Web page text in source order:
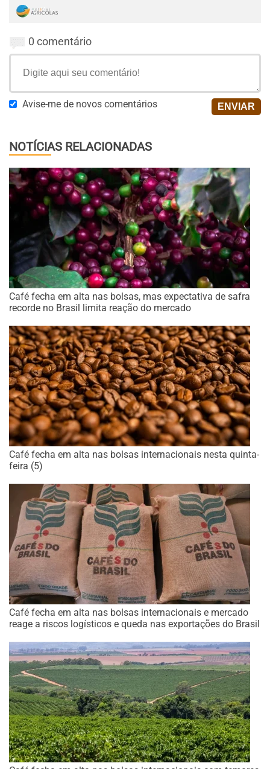
0 comentário
Avise-me de novos comentários
NOTÍCIAS RELACIONADAS
Café fecha em alta nas bolsas, mas expectativa de safra
recorde no Brasil limita reação do mercado
Café fecha em alta nas bolsas internacionais nesta quinta-
feira (5)
Café fecha em alta nas bolsas internacionais e mercado
reage a riscos logísticos e queda nas exportações do Brasil